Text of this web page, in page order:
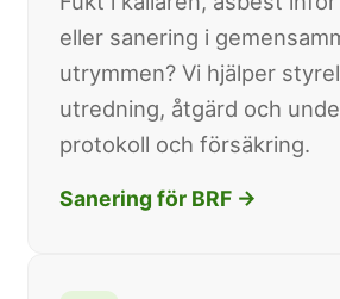
eller sanering i
utrymmen? Vi hjälper
utredning, åtgärd och
protokoll och försäkring.
Sanering för BRF →